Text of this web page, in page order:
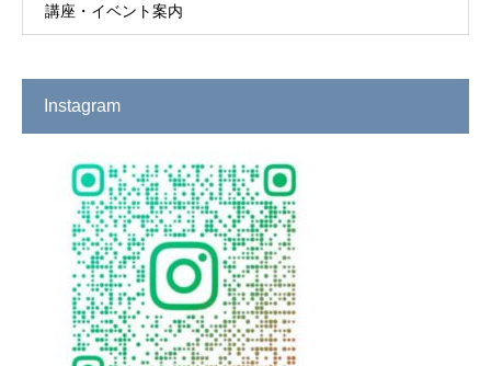
講座・イベント案内
Instagram